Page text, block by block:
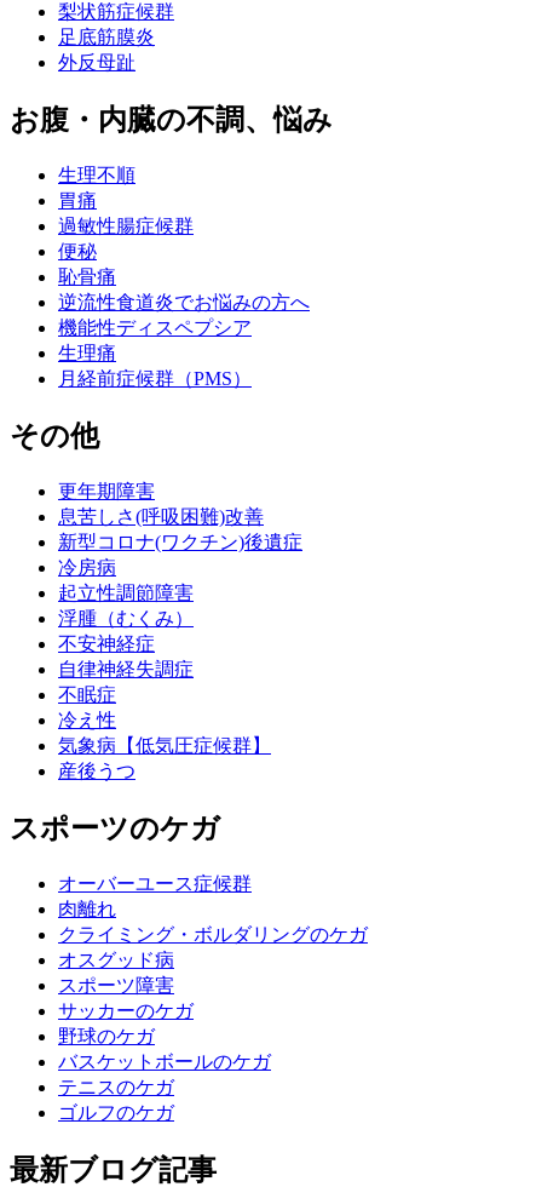
梨状筋症候群
足底筋膜炎
外反母趾
お腹・内臓の不調、悩み
生理不順
胃痛
過敏性腸症候群
便秘
恥骨痛
逆流性食道炎でお悩みの方へ
機能性ディスペプシア
生理痛
月経前症候群（PMS）
その他
更年期障害
息苦しさ(呼吸困難)改善
新型コロナ(ワクチン)後遺症
冷房病
起立性調節障害
浮腫（むくみ）
不安神経症
自律神経失調症
不眠症
冷え性
気象病【低気圧症候群】
産後うつ
スポーツのケガ
オーバーユース症候群
肉離れ
クライミング・ボルダリングのケガ
オスグッド病
スポーツ障害
サッカーのケガ
野球のケガ
バスケットボールのケガ
テニスのケガ
ゴルフのケガ
最新ブログ記事